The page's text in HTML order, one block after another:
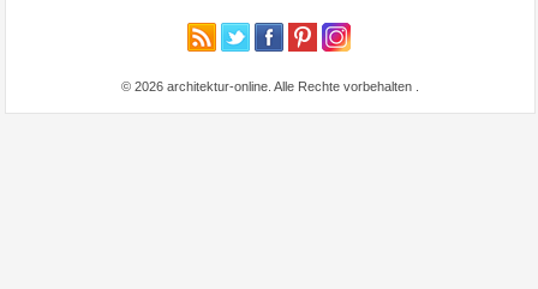
© 2026 architektur-online. Alle Rechte vorbehalten